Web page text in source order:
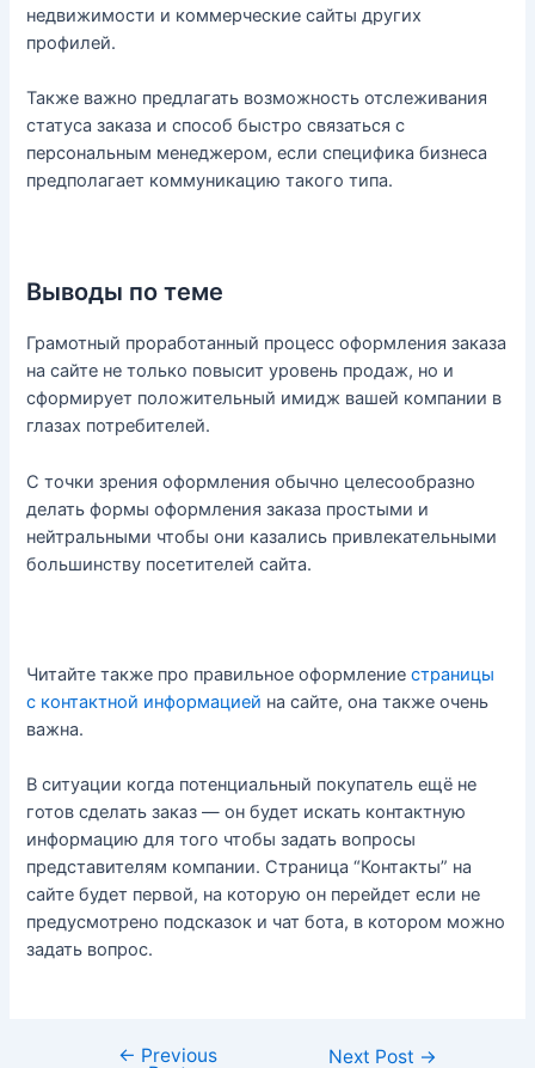
недвижимости и коммерческие сайты других
профилей.
Также важно предлагать возможность отслеживания
статуса заказа и способ быстро связаться с
персональным менеджером, если специфика бизнеса
предполагает коммуникацию такого типа.
Выводы по теме
Грамотный проработанный процесс оформления заказа
на сайте не только повысит уровень продаж, но и
сформирует положительный имидж вашей компании в
глазах потребителей.
С точки зрения оформления обычно целесообразно
делать формы оформления заказа простыми и
нейтральными чтобы они казались привлекательными
большинству посетителей сайта.
Читайте также про правильное оформлениестраницы
с контактной информацией на сайте, она также очень
важна.
В ситуации когда потенциальный покупатель ещё не
готов сделать заказ — он будет искать контактную
информацию для того чтобы задать вопросы
представителям компании. Страница “Контакты” на
сайте будет первой, на которую он перейдет если не
предусмотрено подсказок и чат бота, в котором можно
задать вопрос.
← Previous Next Post →